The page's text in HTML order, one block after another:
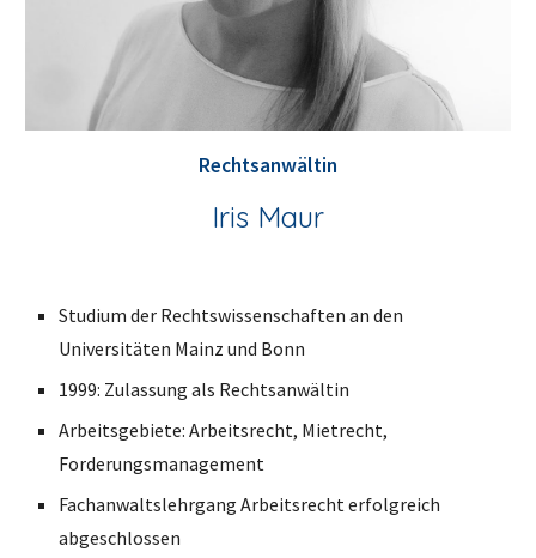
Rechtsanwältin
Iris Maur
Studium der Rechtswissenschaften an den
Universitäten Mainz und Bonn
1999: Zulassung als Rechtsanwältin
Arbeitsgebiete: Arbeitsrecht, Mietrecht,
Forderungsmanagement
Fachanwaltslehrgang Arbeitsrecht erfolgreich
abgeschlossen